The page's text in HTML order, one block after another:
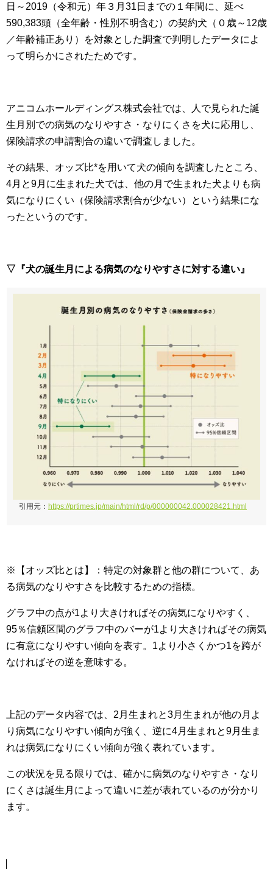
日～2019（令和元）年３月31日までの１年間に、延べ
590,383頭（全年齢・性別不明含む）の契約犬（０歳～12歳
／年齢補正あり）を対象とした調査で判明したデータによ
って明らかにされたためです。
アニコムホールディングス株式会社では、人で見られた誕
生月別での病気のなりやすさ・なりにくさを犬に応用し、
保険請求の申請割合の違いで調査しました。
その結果、オッズ比*を用いて犬の傾向を調査したところ、
4月と9月に生まれた犬では、他の月で生まれた犬よりも病
気になりにくい（保険請求割合が少ない）という結果にな
ったというのです。
▽『犬の誕生月による病気のなりやすさに対する違い』
引用元： https://prtimes.jp/main/html/rd/p/000000042.000028421.html
※【オッズ比とは】：特定の対象群と他の群について、あ
る病気のなりやすさを比較するための指標。
グラフ中の点が1より大きければその病気になりやすく、
95％信頼区間のグラフ中のバーが1より大きければその病気
に有意になりやすい傾向を表す。1より小さくかつ1を跨が
なければその逆を意味する。
上記のデータ内容では、2月生まれと3月生まれが他の月よ
り病気になりやすい傾向が強く、逆に4月生まれと9月生ま
れは病気になりにくい傾向が強く表れています。
この状況を見る限りでは、確かに病気のなりやすさ・なり
にくさは誕生月によって違いに差が表れているのが分かり
ます。